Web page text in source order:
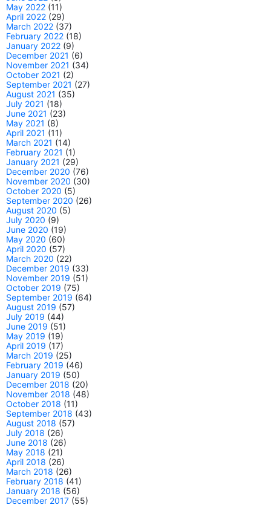
May 2022 (11)
April 2022 (29)
March 2022 (37)
February 2022 (18)
January 2022 (9)
December 2021 (6)
November 2021 (34)
October 2021 (2)
September 2021 (27)
August 2021 (35)
July 2021 (18)
June 2021 (23)
May 2021 (8)
April 2021 (11)
March 2021 (14)
February 2021 (1)
January 2021 (29)
December 2020 (76)
November 2020 (30)
October 2020 (5)
September 2020 (26)
August 2020 (5)
July 2020 (9)
June 2020 (19)
May 2020 (60)
April 2020 (57)
March 2020 (22)
December 2019 (33)
November 2019 (51)
October 2019 (75)
September 2019 (64)
August 2019 (57)
July 2019 (44)
June 2019 (51)
May 2019 (19)
April 2019 (17)
March 2019 (25)
February 2019 (46)
January 2019 (50)
December 2018 (20)
November 2018 (48)
October 2018 (11)
September 2018 (43)
August 2018 (57)
July 2018 (26)
June 2018 (26)
May 2018 (21)
April 2018 (26)
March 2018 (26)
February 2018 (41)
January 2018 (56)
December 2017 (55)